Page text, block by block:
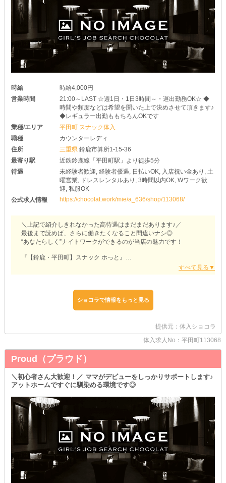
ちなみに飲まない日は《マイカー通勤》もできますよ！
＼ご応募お待ちしています！／
まずは体験入店をして［ワノス］の雰囲気を確かめてみませんか？
あなたにお会いできる日を楽しみにしています♪
時給
時給4,000円
営業時間
21:00～LAST ☆週1日・1日3時間～・遅出勤務OK☆ ◆
時間や頻度などは希望を聞いた上で決めさせて頂きます♪
◆レギュラー出勤ももちろんOKです
業種/エリア
平田町 スナック体入
職種
カウンターレディ
住所
三重県鈴鹿市算所1-15-36
最寄り駅
近鉄鈴鹿線「平田町駅」より徒歩5分
待遇
未経験者歓迎, 経験者優遇, 日払いOK, 入店祝い金あり, 土
曜営業, ドレスレンタルあり, 3時間以内OK, Wワーク歓
迎, 私服OK
公式求人情報
https://chocolat.work/mie/a_636/shop/113068/
＼上記で紹介しきれなかった高待遇はまだまだあります♪／
最後まで読めば、さらに働きたくなること間違いナシ◎
“あなたらしく”ナイトワークができるのが当店の魅力です！
『【鈴鹿・平田町】スナック ホっと』
「お仕事ではどんなお洋服を着たらいいの？」
とお悩みの女の子に朗報です！
当店は《私服勤務》がOKなので、衣装を準備する必要がありませ
例えばキレイめのワンピースなら清潔感もありますし、お客様ウケ
も抜群♥
お洒落を楽しみながら働けるのは、嬉しいポイントです◎
ちなみに…
「今日のコーデが全然決まらない…」
という時は《レンタル衣装》をご用意しているのでご安心くださ
い！
しなくても大丈夫ですよ♪
◆自由なシフトで安心◆
￣￣￣￣￣￣￣￣￣￣￣￣
「本業があるから、あまり長い時間は出勤できないかも…」
そんな子も心配はご無用！
当店では《週1日・1日3時間以内》の勤務ができます。
日頃の生活リズムを大きく変えなくて良いので“ホッと”ご安心くだ
ショコラで情報をもっと見る
提供元：体入ショコラ
体入求人No：平田町113068
Proud（プラウド）
＼初心者さん大歓迎！／ ママがデビューをしっかりサポートします♪
アットホームですぐに馴染める環境です◎